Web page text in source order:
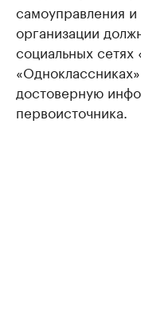
самоуправления
организации
социальных сетях
достоверную
первоисточника.